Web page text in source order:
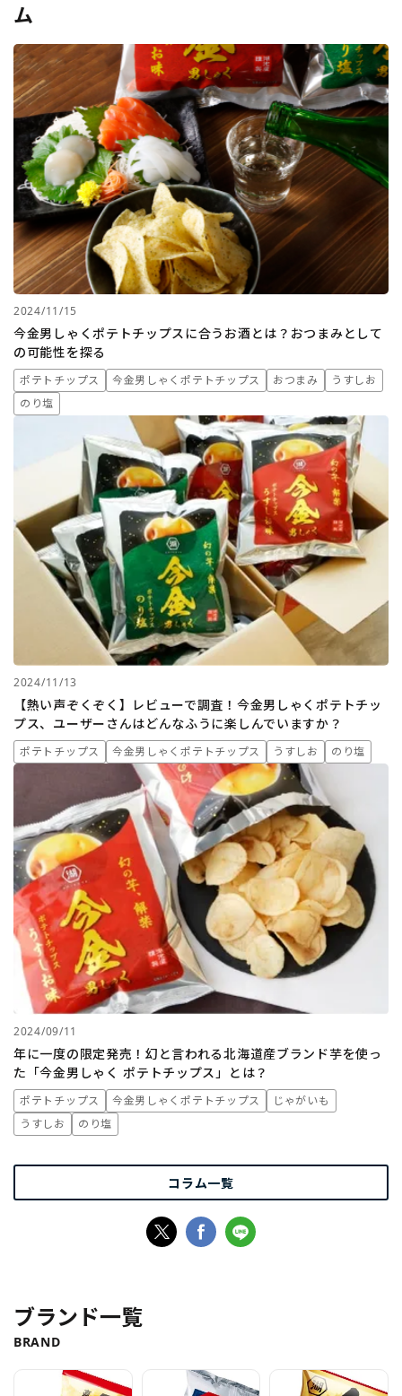
ム
2024/11/15
今金男しゃくポテトチップスに合うお酒とは？おつまみとして
の可能性を探る
ポテトチップス 今金男しゃくポテトチップス おつまみ
うすしお
のり塩
2024/11/13
【熱い声ぞくぞく】レビューで調査！今金男しゃくポテトチッ
プス、ユーザーさんはどんなふうに楽しんでいますか？
ポテトチップス 今金男しゃくポテトチップス うすしお のり塩
2024/09/11
年に一度の限定発売！幻と言われる北海道産ブランド芋を使っ
た「今金男しゃく ポテトチップス」とは？
ポテトチップス 今金男しゃくポテトチップス
じゃがいも
うすしお
のり塩
コラム一覧
ブランド一覧
BRAND